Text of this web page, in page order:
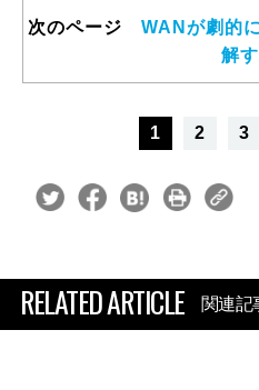
次のページ WANが劇的
解
1 2 3
RELATED ARTICLE 関連記